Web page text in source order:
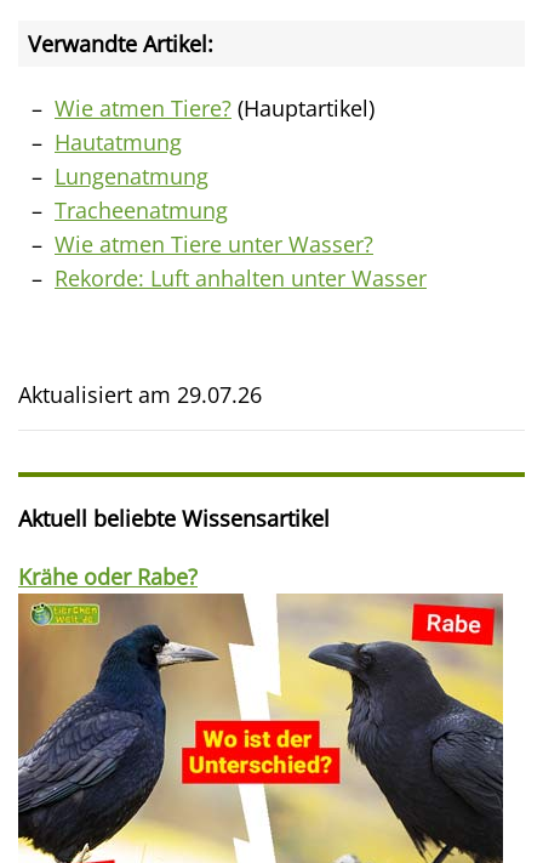
Verwandte Artikel:
Wie atmen Tiere? (Hauptartikel)
Hautatmung
Lungenatmung
Tracheenatmung
Wie atmen Tiere unter Wasser?
Rekorde: Luft anhalten unter Wasser
Aktualisiert am 29.07.26
Aktuell beliebte Wissensartikel
Krähe oder Rabe?